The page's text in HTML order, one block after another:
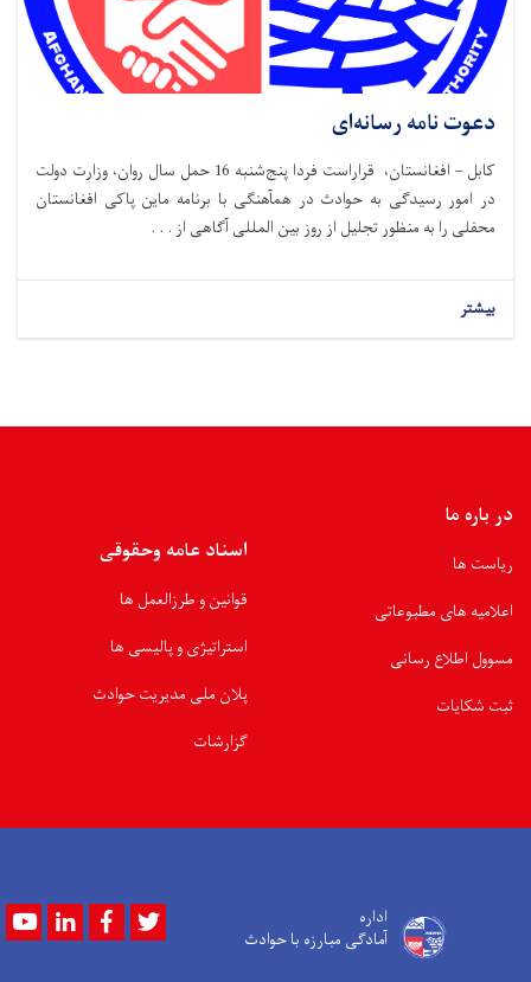
دعوت نامه رسانه‌ای
کابل – افغانستان، قراراست فردا پنج‌شنبه 16 حمل سال روان، وزارت دولت
در امور رسیدگی به حوادث در همآهنگی با برنامه ماین پاکی افغانستان
محفلی را به منظور تجلیل از روز بین المللی آگاهی از . . .
بیشتر
در باره ما
ریاست ها
اعلامیه های مطبوعاتی
مسوول اطلاع رسانی
ثبت شکایات
اسناد عامه وحقوقی
قوانین و طرزالعمل ها
استراتیژی و پالیسی ها
پلان ملی مدیریت حوادث
گزارشات
اداره
آمادگی مبارزه با حوادث
YoutubeLinkedInFacebook